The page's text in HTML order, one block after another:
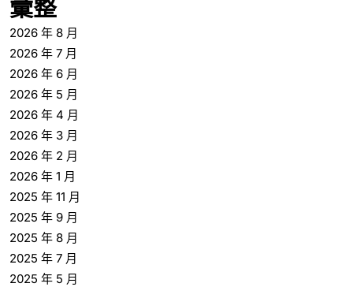
彙整
2026 年 8 月
2026 年 7 月
2026 年 6 月
2026 年 5 月
2026 年 4 月
2026 年 3 月
2026 年 2 月
2026 年 1 月
2025 年 11 月
2025 年 9 月
2025 年 8 月
2025 年 7 月
2025 年 5 月